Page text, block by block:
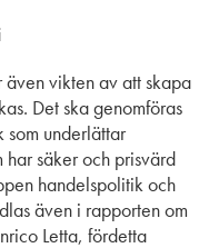
även vikten av att skapa
Det ska genomföras
underlättar
säker och prisvärd
handelspolitik och
även i rapporten om
Letta, fördetta